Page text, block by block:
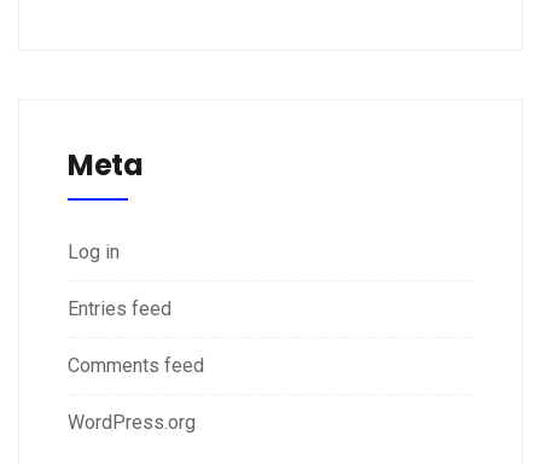
Meta
Log in
Entries feed
Comments feed
WordPress.org